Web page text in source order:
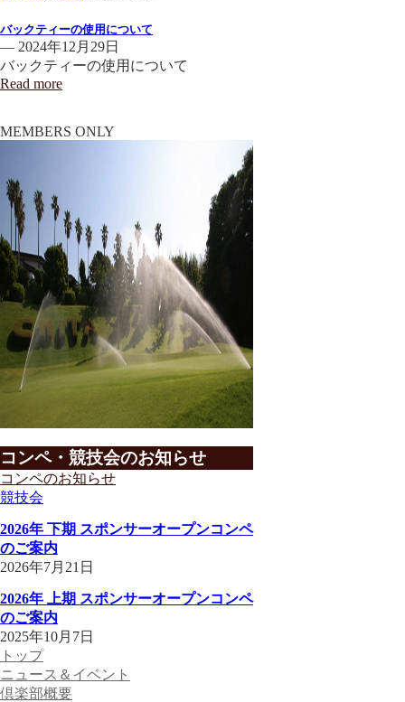
バックティーの使用について
— 2024年12月29日
バックティーの使用について
Read more
MEMBERS ONLY
コンペ・競技会のお知らせ
コンペのお知らせ
競技会
2026年 下期 スポンサーオープンコンペ
のご案内
2026年7月21日
2026年 上期 スポンサーオープンコンペ
のご案内
2025年10月7日
トップ
ニュース＆イベント
倶楽部概要